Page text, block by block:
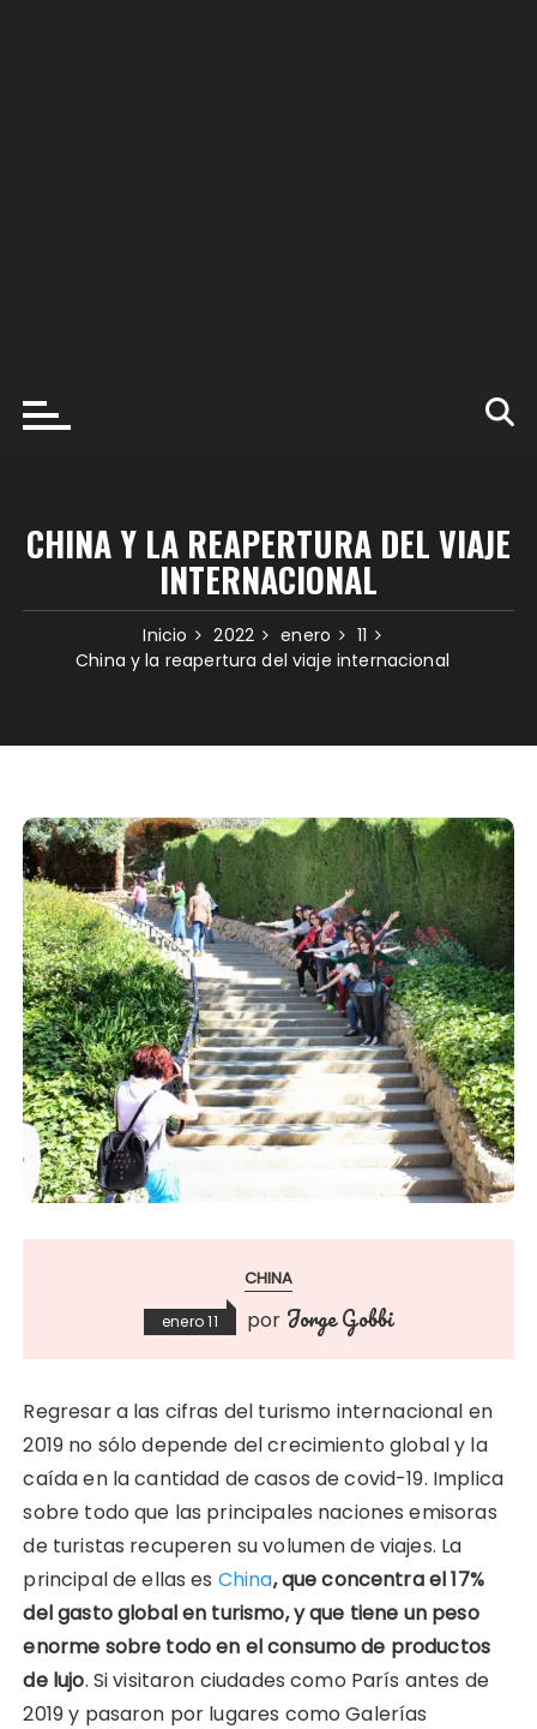
CHINA Y LA REAPERTURA DEL VIAJE
INTERNACIONAL
Inicio 2022 enero
11
China y la reapertura del viaje internacional
CHINA
enero 11 por Jorge Gobbi
Regresar a las cifras del turismo internacional en
2019 no sólo depende del crecimiento global y la
caída en la cantidad de casos de covid-19. Implica
sobre todo que las principales naciones emisoras
de turistas recuperen su volumen de viajes. La
principal de ellas es China, que concentra el 17%
del gasto global en turismo, y que tiene un peso
enorme sobre todo en el consumo de productos
de lujo. Si visitaron ciudades como París antes de
2019 y pasaron por lugares como Galerías